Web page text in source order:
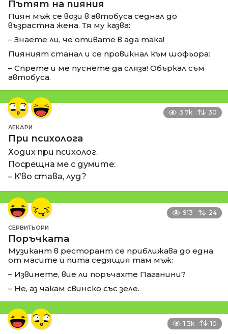
Пътят на пияния
Пиян мъж се вози в автобуса седнал до
възрастна жена. Тя му казва:
– Знаете ли, че отивате в ада така!
Пияният станал и се провикнал към шофьора:
– Спрете и ме пуснете да сляза! Объркал съм
автобуса.
3.7k 30
ЛЕКАРИ
При психолога
Ходих при психолог.
Посрещна ме с думите:
– К’во става, луд?
913 24
СЕРВИТЬОРИ
Поръчката
Музикант в ресторант се приближава до една
от масите и пита седящия там мъж:
– Извинете, вие ли поръчахте Паганини?
– Не, аз чакам свинско със зеле.
1.3k 10